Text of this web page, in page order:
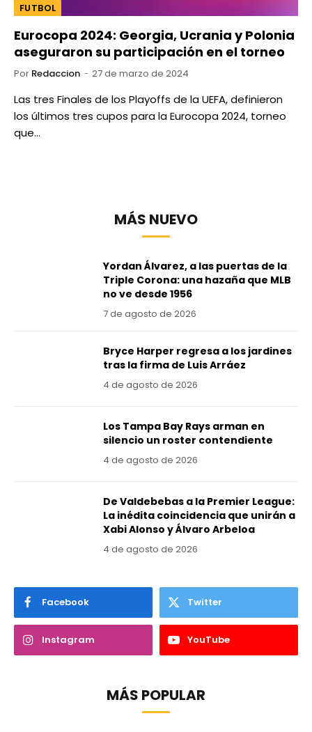
FUTBOL
Eurocopa 2024: Georgia, Ucrania y Polonia
aseguraron su participación en el torneo
Por Redaccion 27 de marzo de 2024
Las tres Finales de los Playoffs de la UEFA, definieron
los últimos tres cupos para la Eurocopa 2024, torneo
que…
MÁS NUEVO
Yordan Álvarez, a las puertas de la
Triple Corona: una hazaña que MLB
no ve desde 1956
7 de agosto de 2026
Bryce Harper regresa a los jardines
tras la firma de Luis Arráez
4 de agosto de 2026
Los Tampa Bay Rays arman en
silencio un roster contendiente
4 de agosto de 2026
De Valdebebas a la Premier League:
La inédita coincidencia que unirán a
Xabi Alonso y Álvaro Arbeloa
4 de agosto de 2026
Facebook Twitter
Instagram YouTube
MÁS POPULAR